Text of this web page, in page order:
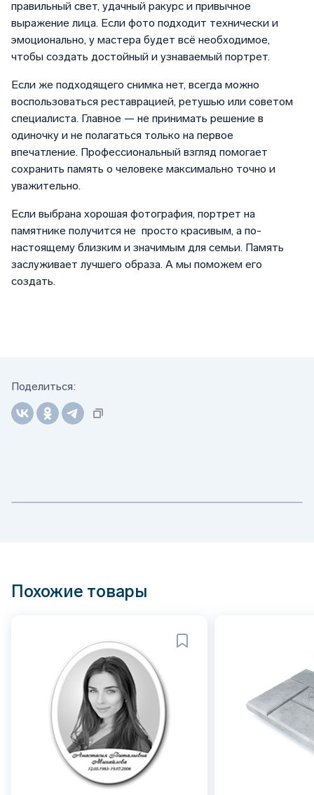
Поделиться:
правильный свет, удачный ракурс и привычное
выражение лица. Если фото подходит технически и
эмоционально, у мастера будет всё необходимое,
чтобы создать достойный и узнаваемый портрет.
Если же подходящего снимка нет, всегда можно
воспользоваться реставрацией, ретушью или советом
специалиста. Главное — не принимать решение в
одиночку и не полагаться только на первое
впечатление. Профессиональный взгляд помогает
сохранить память о человеке максимально точно и
уважительно.
Если выбрана хорошая фотография, портрет на
памятнике получится не просто красивым, а по-
настоящему близким и значимым для семьи. Память
заслуживает лучшего образа. А мы поможем его
создать.
Похожие товары